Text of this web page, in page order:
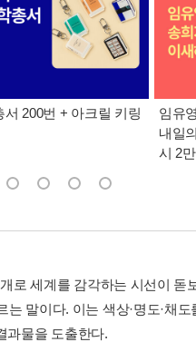
200번 + 아크릴 키링
임유
내일
시 2
로 세계를 감각하는 시선이 돋
말이다. 이는 색상·명도·채
과물을 도출한다.